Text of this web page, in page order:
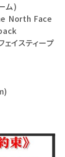
ム)
North Face
ェイスティープ